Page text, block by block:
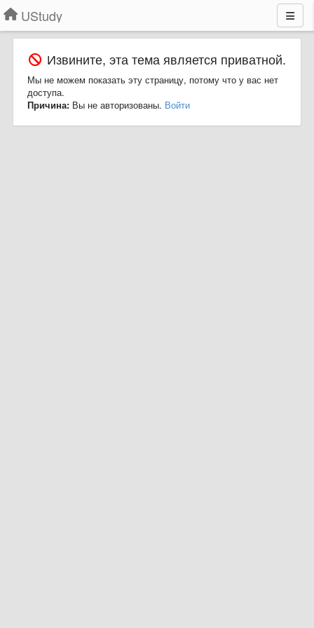
UStudy
Извините, эта тема является приватной.
Мы не можем показать эту страницу, потому что у вас нет
доступа.
Причина: Вы не авторизованы. Войти